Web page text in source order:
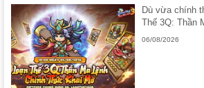
Dù vừa chính
Thế 3Q: Thần
06/08/2026